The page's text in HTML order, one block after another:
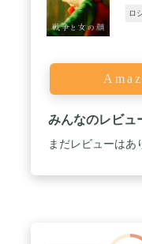
ロ
みんなのレビュ
まだレビューはあ